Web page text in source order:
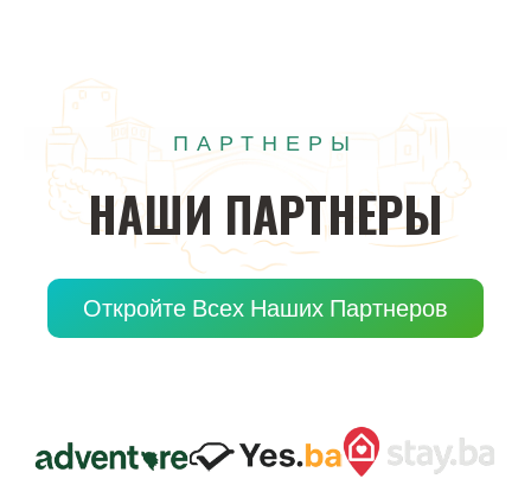
ПАРТНЕРЫ
НАШИ ПАРТНЕРЫ
Откройте Всех Наших Партнеров